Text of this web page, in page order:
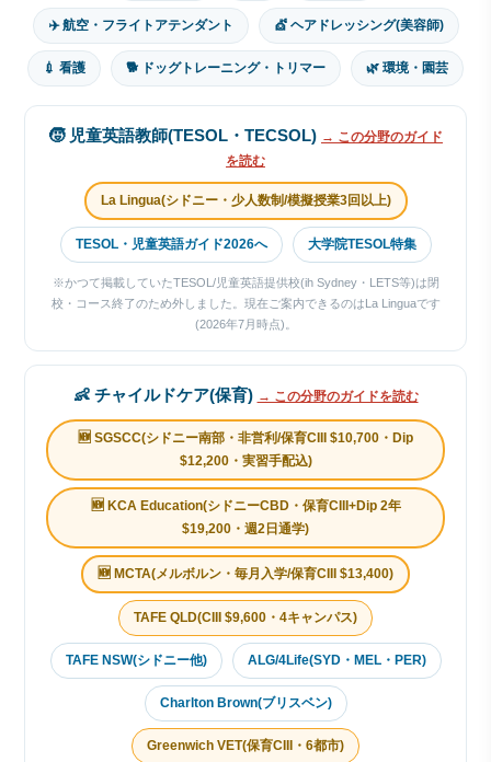
✈️ 航空・フライトアテンダント 💇 ヘアドレッシング(美容師)
💉 看護 🐕 ドッグトレーニング・トリマー 🌿 環境・園芸
🧒 児童英語教師(TESOL・TECSOL) → この分野のガイド
を読む
La Lingua(シドニー・少人数制/模擬授業3回以上)
TESOL・児童英語ガイド2026へ 大学院TESOL特集
※かつて掲載していたTESOL/児童英語提供校(ih Sydney・LETS等)は閉
校・コース終了のため外しました。現在ご案内できるのはLa Linguaです
(2026年7月時点)。
👶 チャイルドケア(保育) → この分野のガイドを読む
🆕 SGSCC(シドニー南部・非営利/保育CIII $10,700・Dip
$12,200・実習手配込)
🆕 KCA Education(シドニーCBD・保育CIII+Dip 2年
$19,200・週2日通学)
🆕 MCTA(メルボルン・毎月入学/保育CIII $13,400)
TAFE QLD(CIII $9,600・4キャンパス)
TAFE NSW(シドニー他) ALG/4Life(SYD・MEL・PER)
Charlton Brown(ブリスベン)
Greenwich VET(保育CIII・6都市)